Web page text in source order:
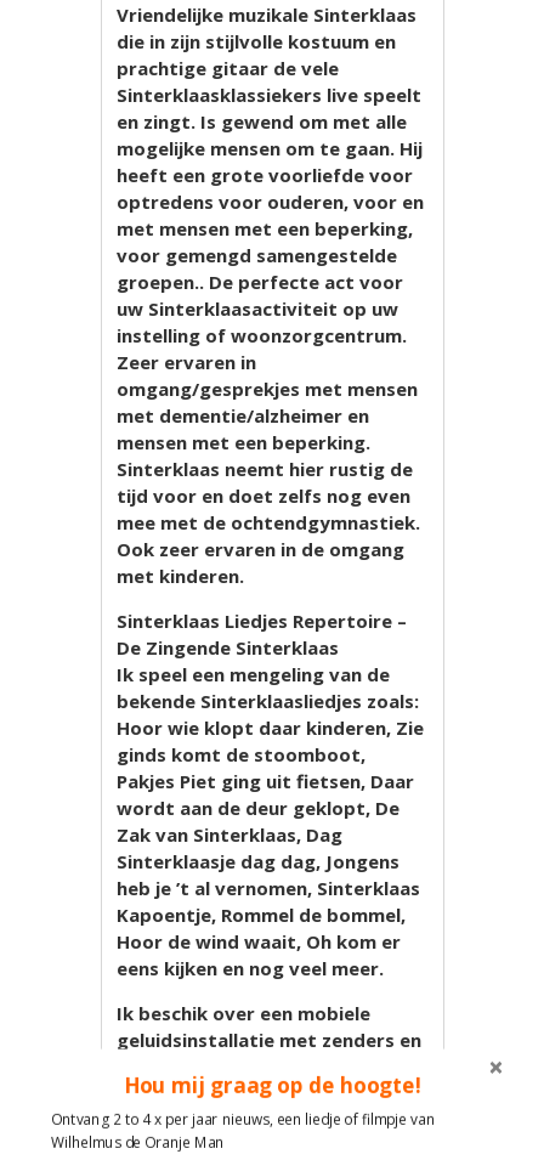
Vriendelijke muzikale Sinterklaas
die in zijn stijlvolle kostuum en
prachtige gitaar de vele
Sinterklaasklassiekers live speelt
en zingt. Is gewend om met alle
mogelijke mensen om te gaan. Hij
heeft een grote voorliefde voor
optredens voor ouderen, voor en
met mensen met een beperking,
voor gemengd samengestelde
groepen.. De perfecte act voor
uw Sinterklaasactiviteit op uw
instelling of woonzorgcentrum.
Zeer ervaren in
omgang/gesprekjes met mensen
met dementie/alzheimer en
mensen met een beperking.
Sinterklaas neemt hier rustig de
tijd voor en doet zelfs nog even
mee met de ochtendgymnastiek.
Ook zeer ervaren in de omgang
met kinderen.
Sinterklaas Liedjes Repertoire –
De Zingende Sinterklaas
Ik speel een mengeling van de
bekende Sinterklaasliedjes zoals:
Hoor wie klopt daar kinderen, Zie
ginds komt de stoomboot,
Pakjes Piet ging uit fietsen, Daar
wordt aan de deur geklopt, De
Zak van Sinterklaas, Dag
Sinterklaasje dag dag, Jongens
heb je ’t al vernomen, Sinterklaas
Kapoentje, Rommel de bommel,
Hoor de wind waait, Oh kom er
eens kijken en nog veel meer.
Ik beschik over een mobiele
geluidsinstallatie met zenders en
draadloos kan spelen en zowel
binnen als buiten heel makkelijk
kan verplaatsen.
Hou mij graag op de hoogte!
Ontvang 2 to 4 x per jaar nieuws, een liedje of filmpje van
Wilhelmus de Oranje Man